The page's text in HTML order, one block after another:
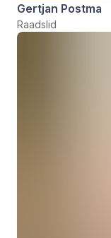
Gertjan Postma
Raadslid